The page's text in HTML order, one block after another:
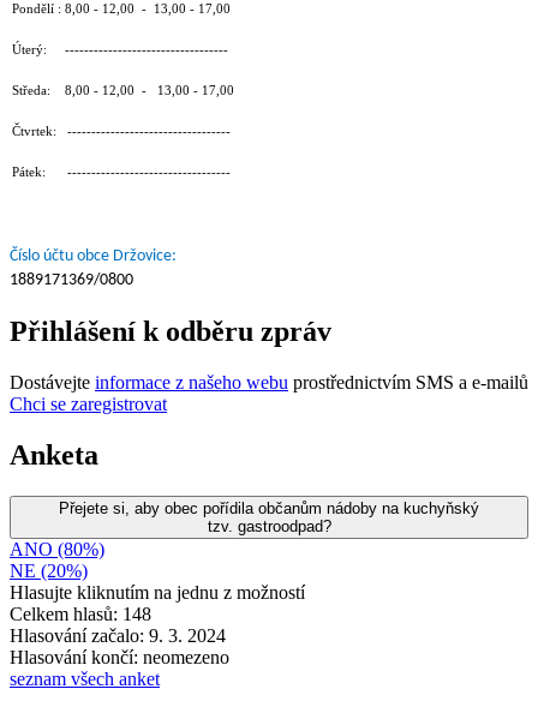
Pondělí : 8,00 - 12,00 - 13,00 - 17,00
Úterý: ----------------------------------
Středa: 8,00 - 12,00 - 13,00 - 17,00
Čtvrtek: ----------------------------------
Pátek: ----------------------------------
Číslo účtu obce Držovice:
1889171369/0800
Přihlášení k odběru zpráv
Dostávejte informace z našeho webu prostřednictvím SMS a e-mailů
Chci se zaregistrovat
Anketa
Přejete si, aby obec pořídila občanům nádoby na kuchyňský
tzv. gastroodpad?
ANO (80%)
NE (20%)
Hlasujte kliknutím na jednu z možností
Celkem hlasů: 148
Hlasování začalo: 9. 3. 2024
Hlasování končí: neomezeno
seznam všech anket